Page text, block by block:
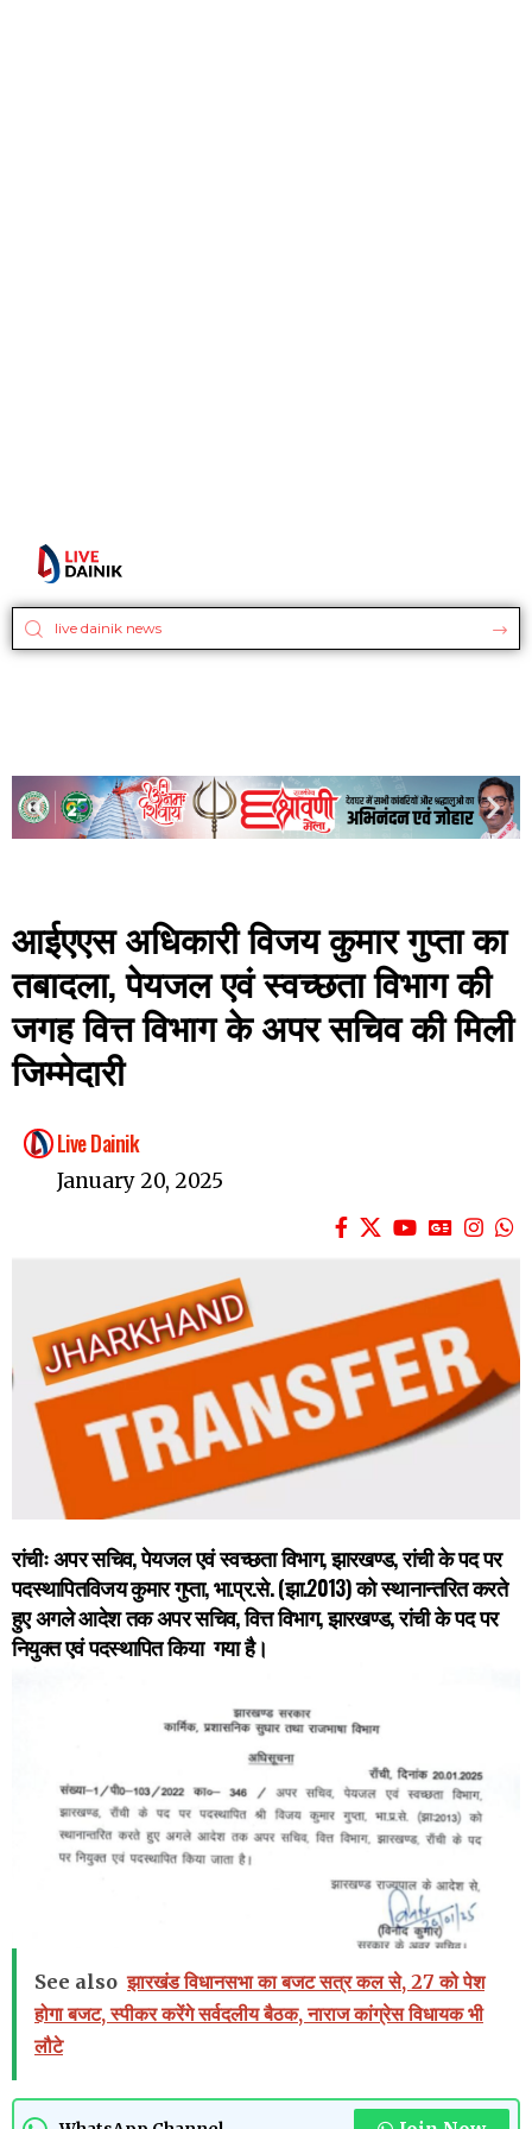
आईएएस अधिकारी विजय कुमार गुप्ता का
तबादला, पेयजल एवं स्वच्छता विभाग की
जगह वित्त विभाग के अपर सचिव की मिली
जिम्मेदारी
Live Dainik
January 20, 2025
रांचीः अपर सचिव, पेयजल एवं स्वच्छता विभाग, झारखण्ड, रांची के पद पर
पदस्थापितविजय कुमार गुप्ता, भा.प्र.से. (झा.2013) को स्थानान्तरित करते
हुए अगले आदेश तक अपर सचिव, वित्त विभाग, झारखण्ड, रांची के पद पर
नियुक्त एवं पदस्थापित किया गया है।
See also झारखंड विधानसभा का बजट सत्र कल से, 27 को पेश
होगा बजट, स्पीकर करेंगे सर्वदलीय बैठक, नाराज कांग्रेस विधायक भी
लौटे